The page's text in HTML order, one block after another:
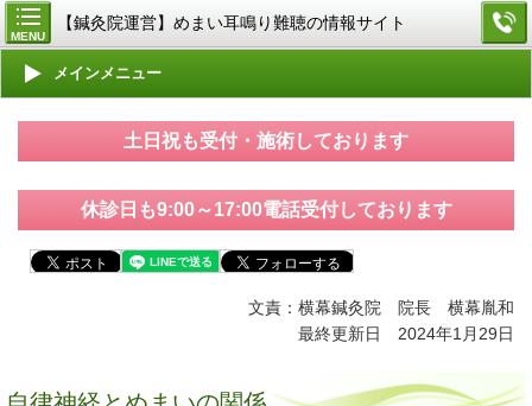
MENU
【鍼灸院運営】めまい耳鳴り難聴の情報サイト
メインメニュー
土日祝も受付・施術しております
休診日も9:00～17:00電話受付しております
文責：横幕鍼灸院 院長 横幕胤和
最終更新日 2024年1月29日